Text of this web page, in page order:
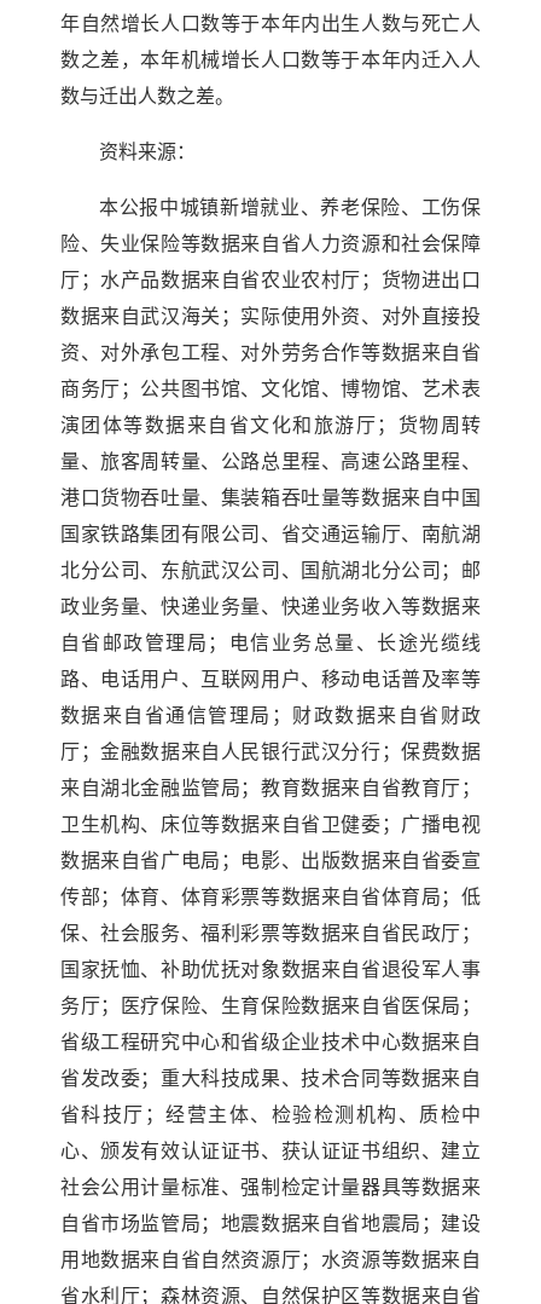
年自然增长人口数等于本年内出生人数与死亡人
数之差，本年机械增长人口数等于本年内迁入人
数与迁出人数之差。
资料来源：
本公报中城镇新增就业、养老保险、工伤保
险、失业保险等数据来自省人力资源和社会保障
厅；水产品数据来自省农业农村厅；货物进出口
数据来自武汉海关；实际使用外资、对外直接投
资、对外承包工程、对外劳务合作等数据来自省
商务厅；公共图书馆、文化馆、博物馆、艺术表
演团体等数据来自省文化和旅游厅；货物周转
量、旅客周转量、公路总里程、高速公路里程、
港口货物吞吐量、集装箱吞吐量等数据来自中国
国家铁路集团有限公司、省交通运输厅、南航湖
北分公司、东航武汉公司、国航湖北分公司；邮
政业务量、快递业务量、快递业务收入等数据来
自省邮政管理局；电信业务总量、长途光缆线
路、电话用户、互联网用户、移动电话普及率等
数据来自省通信管理局；财政数据来自省财政
厅；金融数据来自人民银行武汉分行；保费数据
来自湖北金融监管局；教育数据来自省教育厅；
卫生机构、床位等数据来自省卫健委；广播电视
数据来自省广电局；电影、出版数据来自省委宣
传部；体育、体育彩票等数据来自省体育局；低
保、社会服务、福利彩票等数据来自省民政厅；
国家抚恤、补助优抚对象数据来自省退役军人事
务厅；医疗保险、生育保险数据来自省医保局；
省级工程研究中心和省级企业技术中心数据来自
省发改委；重大科技成果、技术合同等数据来自
省科技厅；经营主体、检验检测机构、质检中
心、颁发有效认证证书、获认证证书组织、建立
社会公用计量标准、强制检定计量器具等数据来
自省市场监管局；地震数据来自省地震局；建设
用地数据来自省自然资源厅；水资源等数据来自
省水利厅；森林资源、自然保护区等数据来自省